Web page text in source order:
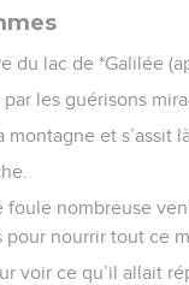
du lac de *Galilée
les guérisons
montagne et s’assit
nombreuse
pour nourrir tout ce
voir ce qu’il allait